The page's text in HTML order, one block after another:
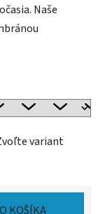
Naše
variant
KOŠÍKA